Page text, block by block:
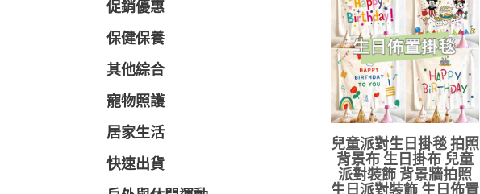
促銷優惠
保健保養
其他綜合
寵物照護
居家生活
快速出貨
兒童派對生日掛毯 拍照
背景布 生日掛布 兒童
派對裝飾 背景牆拍照
生日派對裝飾 生日佈置